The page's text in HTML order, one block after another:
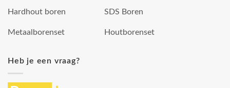
Hardhout boren
Metaalborenset
SDS Boren
Houtborenset
Heb je een vraag?